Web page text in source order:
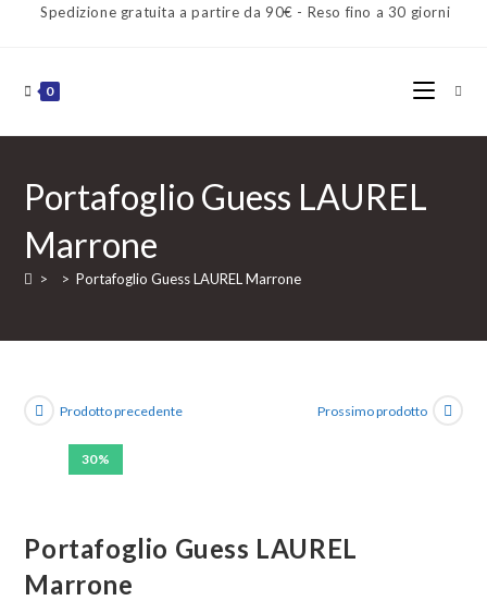
Spedizione gratuita a partire da 90€ - Reso fino a 30 giorni
0
Portafoglio Guess LAUREL
Marrone
> > Portafoglio Guess LAUREL Marrone
30%
Prodotto precedente Prossimo prodotto
Portafoglio Guess LAUREL
Marrone